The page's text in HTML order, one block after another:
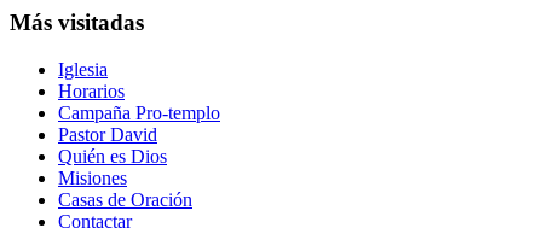
Más visitadas
Iglesia
Horarios
Campaña Pro-templo
Pastor David
Quién es Dios
Misiones
Casas de Oración
Contactar